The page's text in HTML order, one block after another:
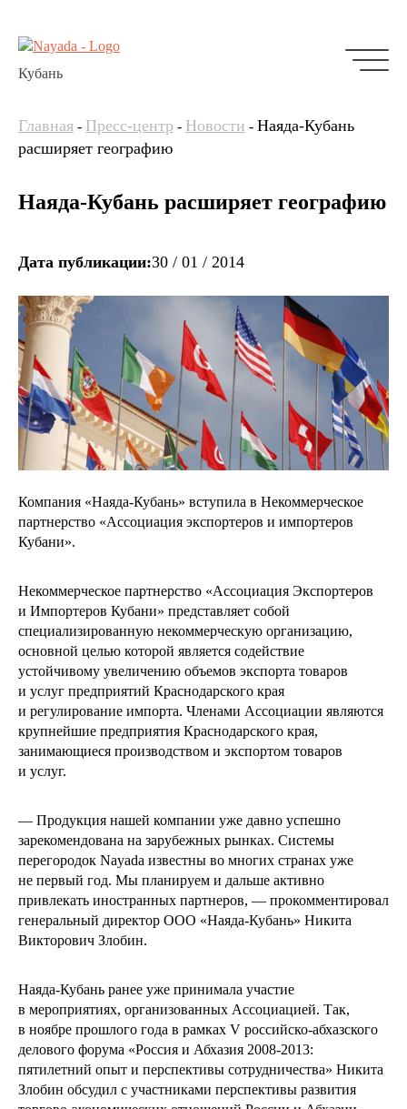
Кубань
Главная - Пресс-центр - Новости - Наяда-Кубань
расширяет географию
Наяда-Кубань расширяет географию
Дата публикации:30 / 01 / 2014
Компания «Наяда-Кубань» вступила в Некоммерческое
партнерство «Ассоциация экспортеров и импортеров
Кубани».
Некоммерческое партнерство «Ассоциация Экспортеров
и Импортеров Кубани» представляет собой
специализированную некоммерческую организацию,
основной целью которой является содействие
устойчивому увеличению объемов экспорта товаров
и услуг предприятий Краснодарского края
и регулирование импорта. Членами Ассоциации являются
крупнейшие предприятия Краснодарского края,
занимающиеся производством и экспортом товаров
и услуг.
— Продукция нашей компании уже давно успешно
зарекомендована на зарубежных рынках. Системы
перегородок Nayada известны во многих странах уже
не первый год. Мы планируем и дальше активно
привлекать иностранных партнеров, — прокомментировал
генеральный директор ООО «Наяда-Кубань» Никита
Викторович Злобин.
Наяда-Кубань ранее уже принимала участие
в мероприятиях, организованных Ассоциацией. Так,
в ноябре прошлого года в рамках V российско-абхазского
делового форума «Россия и Абхазия 2008-2013:
пятилетний опыт и перспективы сотрудничества» Никита
Злобин обсудил с участниками перспективы развития